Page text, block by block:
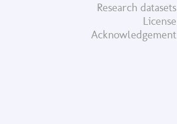
Research datasets
License
Acknowledgement